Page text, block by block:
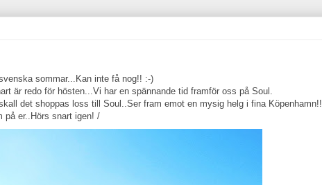
sommar...Kan inte få nog!! :-)
är redo för hösten...Vi har en spännande tid framför oss på Soul.
det shoppas loss till Soul..Ser fram emot en mysig helg i fina Köpenhamn!!
på er..Hörs snart igen! /